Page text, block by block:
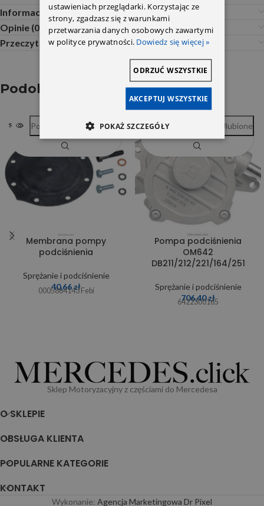
Informacje dodatkowe
Opinie (0)
Przeczytaj Przed Zakupem
Podobne produkty
SOLD OUT
Membrana pompy
podciśnienia
Sprężanie i podciśnienie
40,66zł
0005864143 Febi
Porównywarka Ulubione SOLD OUT
Pompa podciśnienia
OM642
DB211/212/221/164/251
Sprężanie i podciśnienie
706,40zł
6422300165
Porównywarka Ulubione
Sklep Motoryzacyjny z częściami do Mercedesa
O SKLEPIE
OBSŁUGA KLIENTA
POPULARNE KATEGORIE
KONTAKT
Wykonanie: Agencja Marketingowa Dr Pixel
ustawieniach przeglądarki. Korzystając ze
strony, zgadzasz się z warunkami
przetwarzania danych osobowych zawartymi
w polityce prywatności. Dowiedz się więcej »
AKCEPTUJ WSZYSTKIE
ODRZUĆ WSZYSTKIE
POKAŻ SZCZEGÓŁY